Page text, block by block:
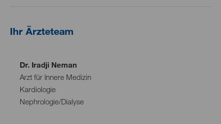
Ihr Ärzteteam
Dr. Iradji Neman
Arzt für Innere Medizin
Kardiologie
Nephrologie/Dialyse